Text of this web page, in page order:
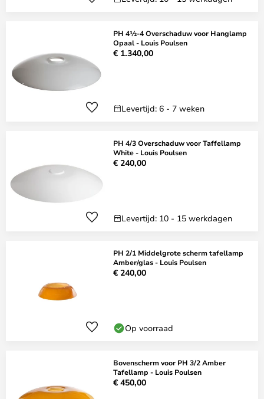
PH 4½-4 Overschaduw voor Hanglamp
Opaal - Louis Poulsen
€ 1.340,00
Levertijd: 6 - 7 weken
PH 4/3 Overschaduw voor Taffellamp
White - Louis Poulsen
€ 240,00
Levertijd: 10 - 15 werkdagen
PH 2/1 Middelgrote scherm tafellamp
Amber/glas - Louis Poulsen
€ 240,00
Op voorraad
Bovenscherm voor PH 3/2 Amber
Tafellamp - Louis Poulsen
€ 450,00